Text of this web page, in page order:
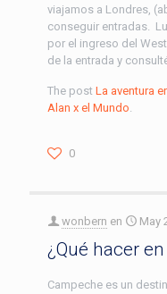
viajamos a Londres,
conseguir entradas.
por el ingreso del
de la entrada y
The post La aventura
Alan x el Mundo.
0
wonbern en May
¿Qué hacer
Campeche es un